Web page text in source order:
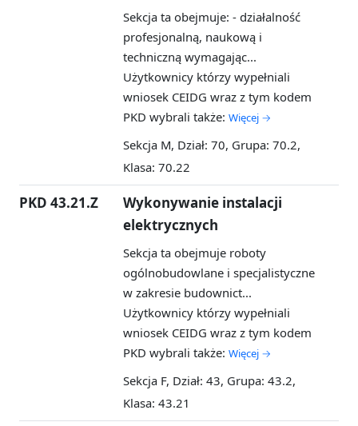
Sekcja ta obejmuje: - działalność
profesjonalną, naukową i
techniczną wymagając...
Użytkownicy którzy wypełniali
wniosek CEIDG wraz z tym kodem
PKD wybrali także: Więcej →
Sekcja M, Dział: 70, Grupa: 70.2,
Klasa: 70.22
PKD 43.21.Z
Wykonywanie instalacji
elektrycznych
Sekcja ta obejmuje roboty
ogólnobudowlane i specjalistyczne
w zakresie budownict...
Użytkownicy którzy wypełniali
wniosek CEIDG wraz z tym kodem
PKD wybrali także: Więcej →
Sekcja F, Dział: 43, Grupa: 43.2,
Klasa: 43.21